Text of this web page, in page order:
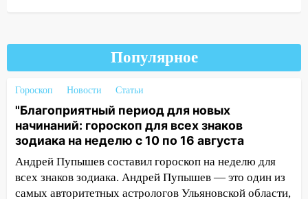
В Ульяновской области люди в
СНТ сидят без света
10:13
Прокуратура подвела итоги
недели в Ульяновской области
09:18 Из-за ливня заблокировано
движение трамваев в Ульяновске
09:15 Ураган, изнасилование ребенка,
автоподставы и атака беспилотников:
Популярное
Гороскоп Новости Статьи
"Благоприятный период для новых
начинаний: гороскоп для всех знаков
зодиака на неделю с 10 по 16 августа
Андрей Пупышев составил гороскоп на неделю для
всех знаков зодиака. Андрей Пупышев — это один из
самых авторитетных астрологов Ульяновской области,